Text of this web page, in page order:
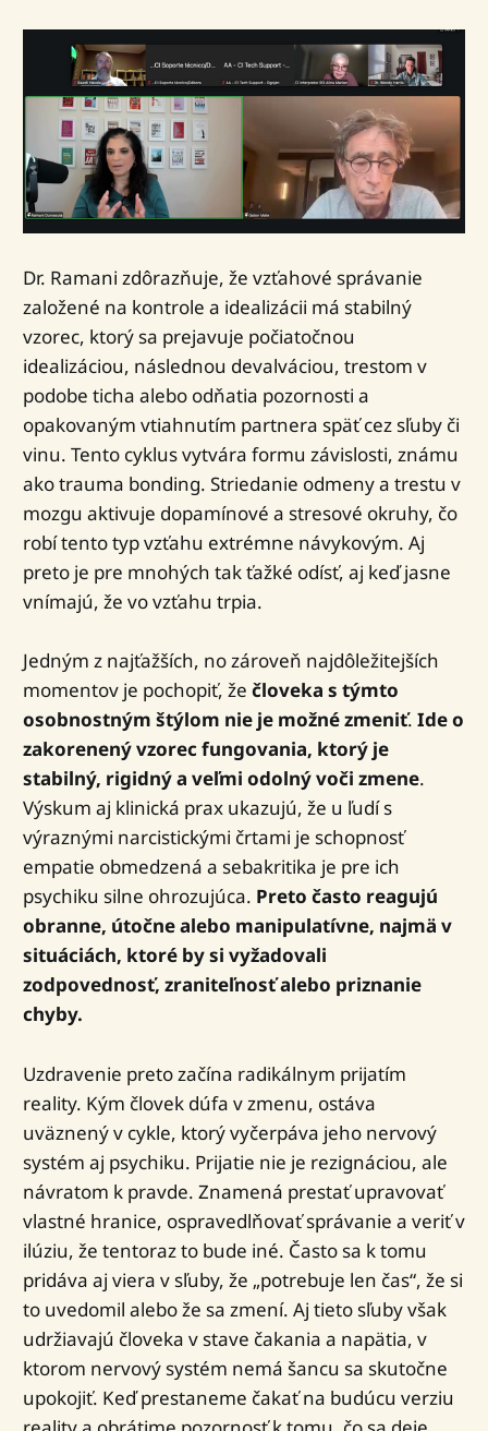
Dr. Ramani zdôrazňuje, že vzťahové správanie
založené na kontrole a idealizácii má stabilný
vzorec, ktorý sa prejavuje počiatočnou
idealizáciou, následnou devalváciou, trestom v
podobe ticha alebo odňatia pozornosti a
opakovaným vtiahnutím partnera späť cez sľuby či
vinu. Tento cyklus vytvára formu závislosti, známu
ako trauma bonding. Striedanie odmeny a trestu v
mozgu aktivuje dopamínové a stresové okruhy, čo
robí tento typ vzťahu extrémne návykovým. Aj
preto je pre mnohých tak ťažké odísť, aj keď jasne
vnímajú, že vo vzťahu trpia.
Jedným z najťažších, no zároveň najdôležitejších
momentov je pochopiť, že človeka s týmto
osobnostným štýlom nie je možné zmeniť. Ide o
zakorenený vzorec fungovania, ktorý je
stabilný, rigidný a veľmi odolný voči zmene.
Výskum aj klinická prax ukazujú, že u ľudí s
výraznými narcistickými črtami je schopnosť
empatie obmedzená a sebakritika je pre ich
psychiku silne ohrozujúca. Preto často reagujú
obranne, útočne alebo manipulatívne, najmä v
situáciách, ktoré by si vyžadovali
zodpovednosť, zraniteľnosť alebo priznanie
chyby.
Uzdravenie preto začína radikálnym prijatím
reality. Kým človek dúfa v zmenu, ostáva
uväznený v cykle, ktorý vyčerpáva jeho nervový
systém aj psychiku. Prijatie nie je rezignáciou, ale
návratom k pravde. Znamená prestať upravovať
vlastné hranice, ospravedlňovať správanie a veriť v
ilúziu, že tentoraz to bude iné. Často sa k tomu
pridáva aj viera v sľuby, že „potrebuje len čas“, že si
to uvedomil alebo že sa zmení. Aj tieto sľuby však
udržiavajú človeka v stave čakania a napätia, v
ktorom nervový systém nemá šancu sa skutočne
upokojiť. Keď prestaneme čakať na budúcu verziu